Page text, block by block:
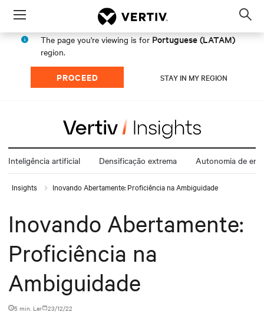
Menu
The page you're viewing is for Portuguese (LATAM)
region.
PROCEED STAY IN MY REGION
Inteligência artificial Densificação extrema Autonomia de
Insights Inovando Abertamente: Proficiência na Ambiguidade
Inovando Abertamente:
Proficiência na
Ambiguidade
5 min. Ler 23/12/22